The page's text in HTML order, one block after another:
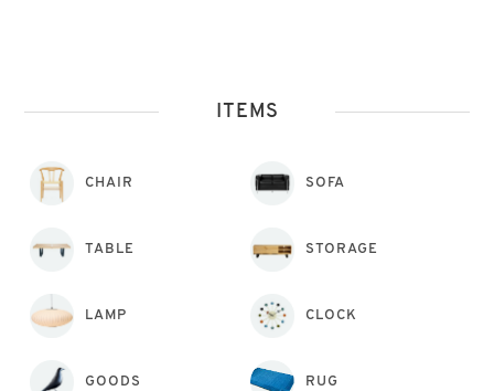
ITEMS
CHAIR SOFA
TABLE STORAGE
LAMP CLOCK
GOODS RUG